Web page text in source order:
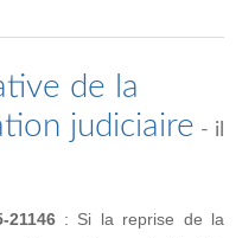
de la
judiciaire - il
: Si la reprise de la